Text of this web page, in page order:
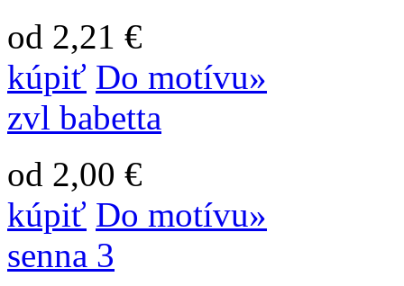
od 2,21 €
kúpiť Do motívu»
zvl babetta
od 2,00 €
kúpiť Do motívu»
senna 3